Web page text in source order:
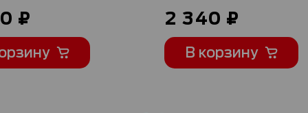
х 26 шт
₽
лососем, 85 г х 26 шт
2 340 ₽
В корзину